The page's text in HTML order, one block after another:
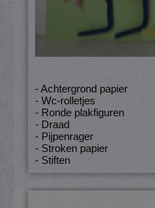
- Achtergrond papier
- Wc-rolletjes
- Ronde plakfiguren
- Draad
- Pijpenrager
- Stroken papier
- Stiften